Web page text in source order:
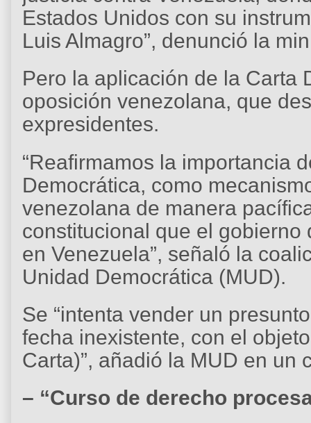
Estados Unidos con su
Luis Almagro”, denunció la
Pero la aplicación de la Carta
oposición venezolana, que
expresidentes.
“Reafirmamos la importancia
Democrática, como
venezolana de manera
constitucional que el
en Venezuela”, señaló la
Unidad Democrática (MUD).
Se “intenta vender un
fecha inexistente, con el
Carta)”, añadió la MUD en un
– “Curso de derecho